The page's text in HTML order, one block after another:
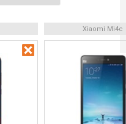
Xiaomi Mi4c